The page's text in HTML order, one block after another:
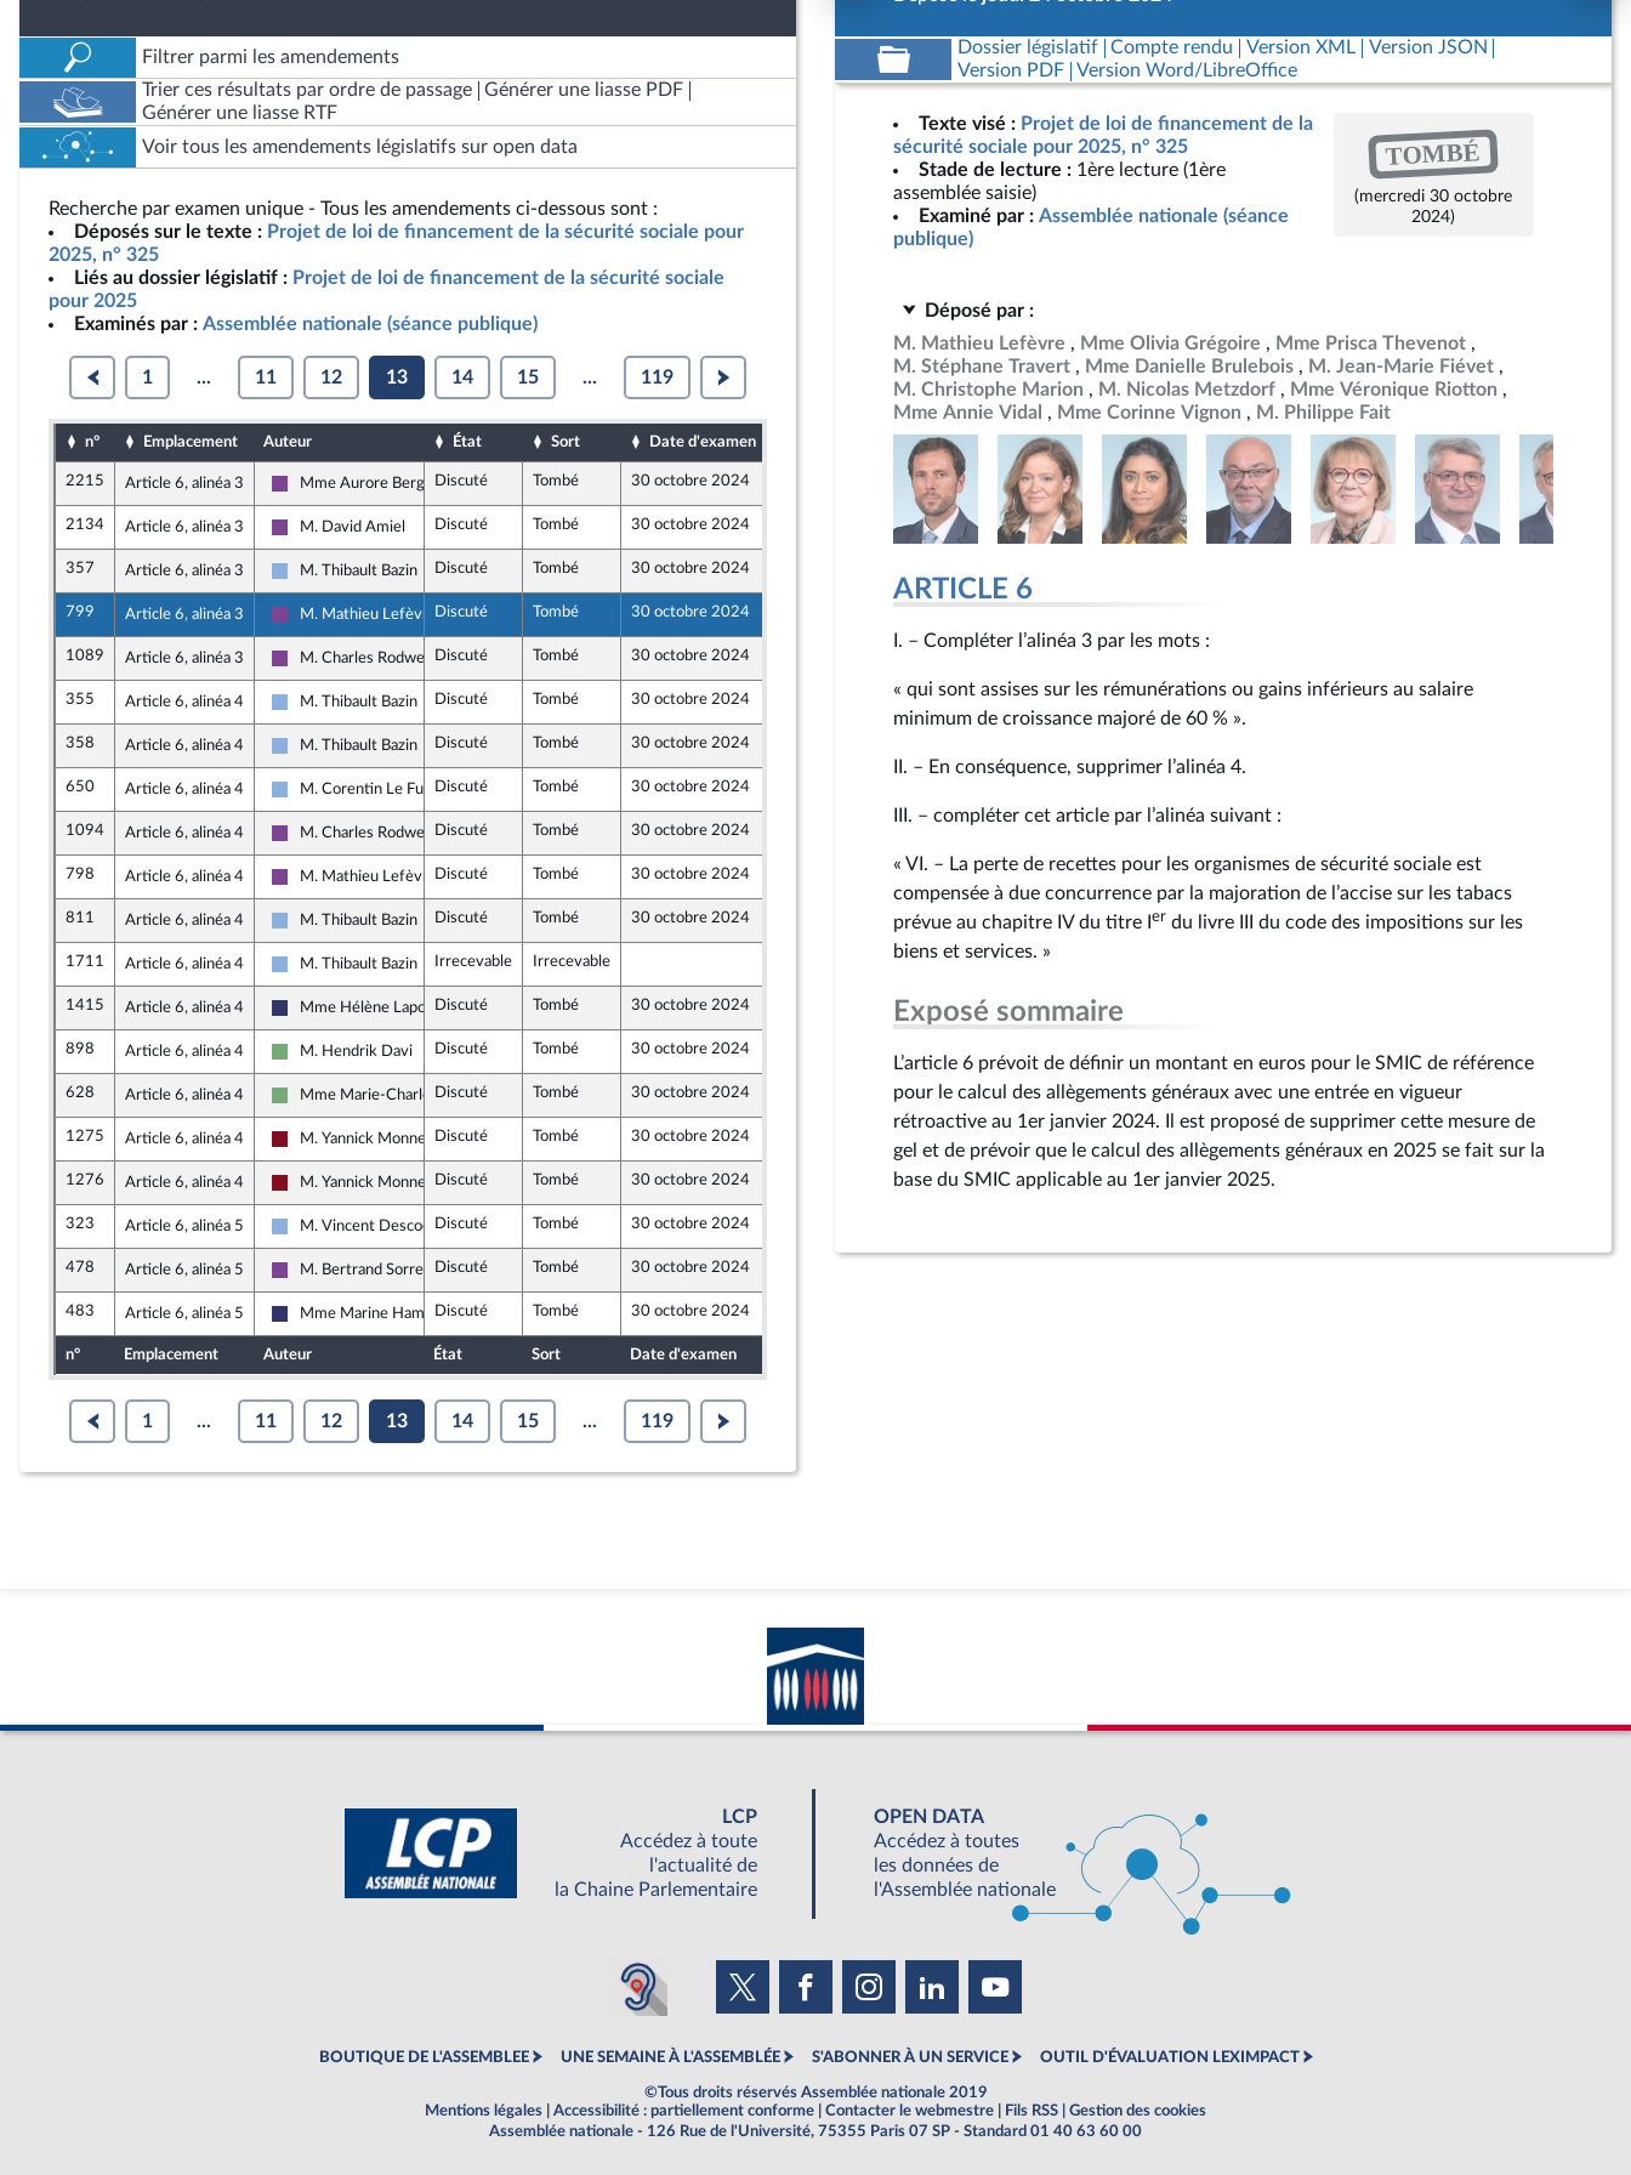
Filtrer parmi les amendements
Trier ces résultats par ordre de passage
Générer une liasse PDF
Générer une liasse RTF
Voir tous les amendements législatifs sur open data
Recherche par examen unique - Tous les amendements ci-dessous sont :
Déposés sur le texte : Projet de loi de financement de la sécurité sociale pour
2025, n° 325
Liés au dossier législatif : Projet de loi de financement de la sécurité sociale
pour 2025
Examinés par : Assemblée nationale (séance publique)
1 ... 11 12 13 14 15 ... 119
n° Emplacement Auteur État Sort Date d'examen
2215 Article 6, alinéa 3
Ensemble pour la République
Mme Aurore Bergé Discuté Tombé 30 octobre 2024
2134 Article 6, alinéa 3
Ensemble pour la République
M. David Amiel Discuté Tombé 30 octobre 2024
357 Article 6, alinéa 3
Droite Républicaine
M. Thibault Bazin Discuté Tombé 30 octobre 2024
799 Article 6, alinéa 3
Ensemble pour la République
M. Mathieu LefèvreDiscuté Tombé 30 octobre 2024 24 octobre 2024
1089 Article 6, alinéa 3
Ensemble pour la République
M. Charles Rodwell Discuté Tombé 30 octobre 2024
355 Article 6, alinéa 4
Droite Républicaine
M. Thibault Bazin Discuté Tombé 30 octobre 2024
358 Article 6, alinéa 4
Droite Républicaine
M. Thibault Bazin Discuté Tombé 30 octobre 2024
650 Article 6, alinéa 4
Droite Républicaine
M. Corentin Le Fur Discuté Tombé 30 octobre 2024
1094 Article 6, alinéa 4
Ensemble pour la République
M. Charles Rodwell Discuté Tombé 30 octobre 2024
798 Article 6, alinéa 4
Ensemble pour la République
M. Mathieu LefèvreDiscuté Tombé 30 octobre 2024
811 Article 6, alinéa 4
Droite Républicaine
M. Thibault Bazin Discuté Tombé 30 octobre 2024 24 octobre 2024
1711 Article 6, alinéa 4
Droite Républicaine
M. Thibault Bazin Irrecevable Irrecevable 25 octobre 2024
1415 Article 6, alinéa 4
Rassemblement National
Mme Hélène LaporteDiscuté Tombé 30 octobre 2024
898 Article 6, alinéa 4
Écologiste et Social
M. Hendrik Davi Discuté Tombé 30 octobre 2024
628 Article 6, alinéa 4
Écologiste et Social
Mme Marie-Charlotte Garin
Discuté Tombé 30 octobre 2024 23 octobre 2024
1275 Article 6, alinéa 4
Gauche Démocrate et Républicaine
M. Yannick Monnet Discuté Tombé 30 octobre 2024
1276 Article 6, alinéa 4
Gauche Démocrate et Républicaine
M. Yannick Monnet Discuté Tombé 30 octobre 2024
323 Article 6, alinéa 5
Droite Républicaine
M. Vincent DescoeurDiscuté Tombé 30 octobre 2024
478 Article 6, alinéa 5
Ensemble pour la République
M. Bertrand Sorre Discuté Tombé 30 octobre 2024
483 Article 6, alinéa 5
Rassemblement National
Mme Marine HameletDiscuté Tombé 30 octobre 2024
n° Emplacement Auteur État Sort Date d'examen
1 ... 11 12 13 14 15 ... 119
Dossier législatif Compte rendu Version XML
Version JSON
Version PDF
Version Word/LibreOffice
Texte visé : Projet de loi de financement de la
sécurité sociale pour 2025, n° 325
Stade de lecture : 1ère lecture (1ère
assemblée saisie)
Examiné par : Assemblée nationale (séance
publique)
TOMBÉ
(mercredi 30 octobre
2024)
Déposé par :
M. Mathieu Lefèvre
Mme Olivia Grégoire
Mme Prisca Thevenot
M. Stéphane Travert
Mme Danielle Brulebois
M. Jean-Marie Fiévet
M. Christophe Marion
M. Nicolas Metzdorf
Mme Véronique Riotton
Mme Annie Vidal
Mme Corinne Vignon M. Philippe Fait
ARTICLE 6
I. – Compléter l’alinéa 3 par les mots :
« qui sont assises sur les rémunérations ou gains inférieurs au salaire
minimum de croissance majoré de 60 % ».
II. – En conséquence, supprimer l’alinéa 4.
III. – compléter cet article par l’alinéa suivant :
« VI. – La perte de recettes pour les organismes de sécurité sociale est
compensée à due concurrence par la majoration de l’accise sur les tabacs
prévue au chapitre IV du titre I er du livre III du code des impositions sur les
biens et services. »
Exposé sommaire
L’article 6 prévoit de définir un montant en euros pour le SMIC de référence
pour le calcul des allègements généraux avec une entrée en vigueur
rétroactive au 1er janvier 2024. Il est proposé de supprimer cette mesure de
gel et de prévoir que le calcul des allègements généraux en 2025 se fait sur la
base du SMIC applicable au 1er janvier 2025.
LCP
Accédez à toute
l'actualité de
la Chaine Parlementaire
OPEN DATA
Accédez à toutes
les données de
l'Assemblée nationale
BOUTIQUE DE L'ASSEMBLEE UNE SEMAINE À L'ASSEMBLÉE S'ABONNER À UN SERVICE OUTIL D'ÉVALUATION LEXIMPACT
©Tous droits réservés Assemblée nationale 2019
Mentions légales
Accessibilité : partiellement conforme Contacter le webmestre Fils RSS
Gestion des cookies
Assemblée nationale - 126 Rue de l'Université, 75355 Paris 07 SP - Standard 01 40 63 60 00